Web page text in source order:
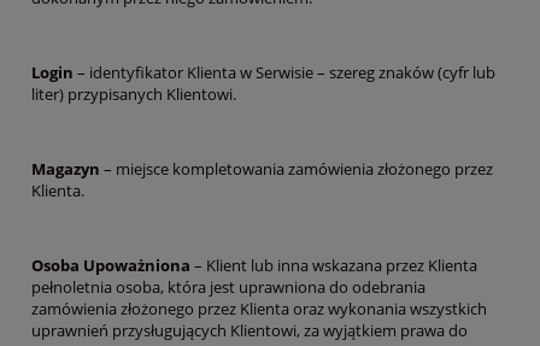
Login – identyfikator Klienta w Serwisie – szereg znaków (cyfr lub
liter) przypisanych Klientowi.
Magazyn – miejsce kompletowania zamówienia złożonego przez
Klienta.
Osoba Upoważniona – Klient lub inna wskazana przez Klienta
pełnoletnia osoba, która jest uprawniona do odebrania
zamówienia złożonego przez Klienta oraz wykonania wszystkich
uprawnień przysługujących Klientowi, za wyjątkiem prawa do